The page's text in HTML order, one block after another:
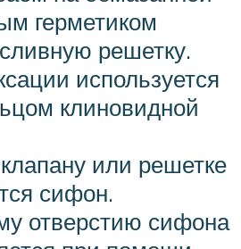
герметиком
решетку.
используется
клиновидной
или решетке
сифон.
отверстию сифона